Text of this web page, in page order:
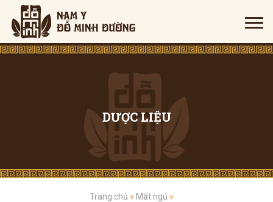
DƯỢC LIỆU
Trang chủ » Mất ngủ »